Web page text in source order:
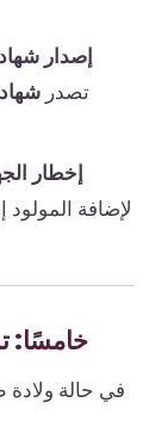
إصدار
تصدر
إخطار
لإضافة المولود
خامسًا:
في حالة